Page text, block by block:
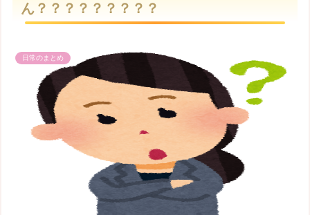
ん？？？？？？？？？
日常のまとめ